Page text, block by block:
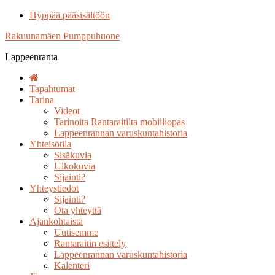
Hyppää pääsisältöön
Rakuunamäen Pumppuhuone
Lappeenranta
Tapahtumat
Tarina
Videot
Tarinoita Rantaraitilta mobiiliopas
Lappeenrannan varuskuntahistoria
Yhteisötila
Sisäkuvia
Ulkokuvia
Sijainti?
Yhteystiedot
Sijainti?
Ota yhteyttä
Ajankohtaista
Uutisemme
Rantaraitin esittely
Lappeenrannan varuskuntahistoria
Kalenteri